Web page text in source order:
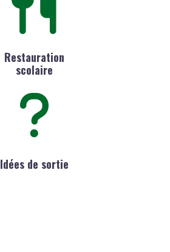
Restauration
scolaire
Idées de sortie